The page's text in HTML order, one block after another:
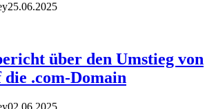
25.06.2025
über den Umstieg von
.com-Domain